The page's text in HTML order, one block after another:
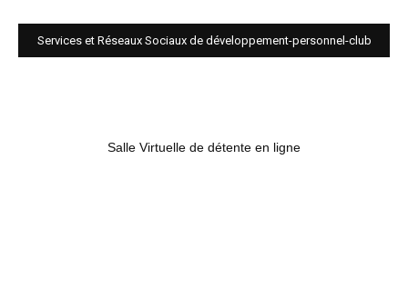
Services et Réseaux Sociaux de développement-personnel-club
Salle Virtuelle de détente en ligne